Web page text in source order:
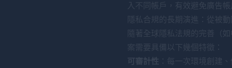
入不同帳戶，有效避免廣告
隱私合規的長期演進：從被
隨著全球隱私法規的完善（
案需要具備以下幾個特徵：
可審計性 ：每一次環境創建